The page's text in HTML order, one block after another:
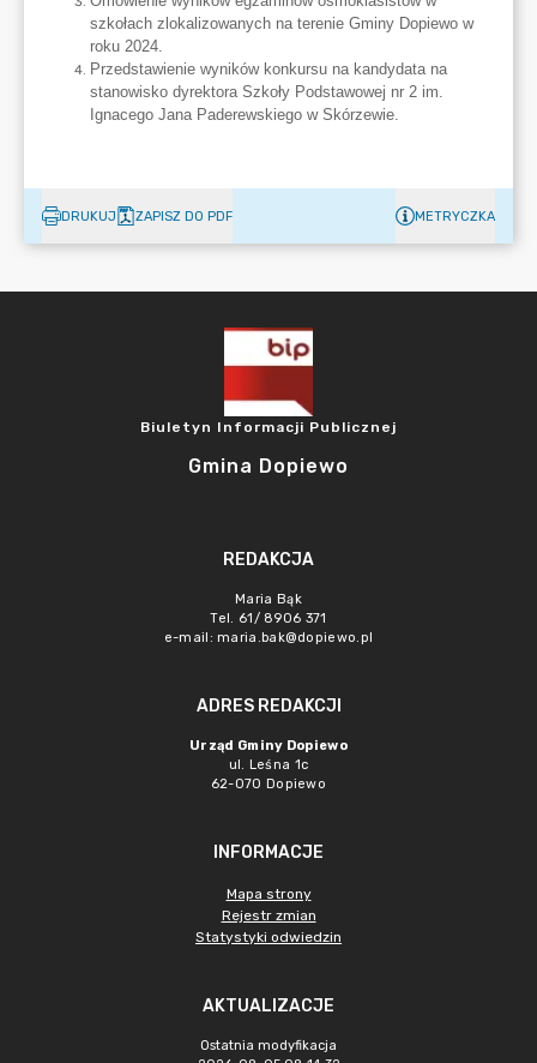
DRUKUJ ZAPISZ DO PDF METRYCZKA
Biuletyn Informacji Publicznej
Gmina Dopiewo
REDAKCJA
Maria Bąk
Tel. 61/ 8906 371
e-mail: maria.bak@dopiewo.pl
ADRES REDAKCJI
Urząd Gminy Dopiewo
ul. Leśna 1c
62-070 Dopiewo
INFORMACJE
Mapa strony
Rejestr zmian
Statystyki odwiedzin
AKTUALIZACJE
Ostatnia modyfikacja